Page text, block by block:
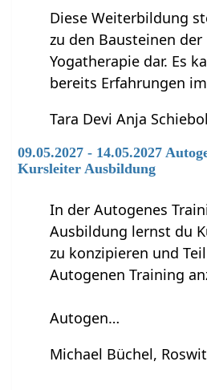
Diese Weiterbildung
zu den Bausteinen
Yogatherapie dar. Es
bereits Erfahrungen
Tara Devi Anja
09.05.2027 - 14.05.2027
Kursleiter Ausbildung
In der Autogenes
Ausbildung lernst du
zu konzipieren und
Autogenen Training
Autogen…
Michael Büchel,